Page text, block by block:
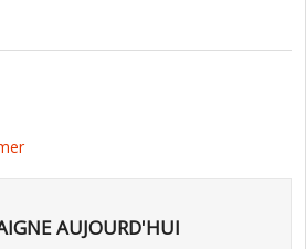
AUJOURD'HUI